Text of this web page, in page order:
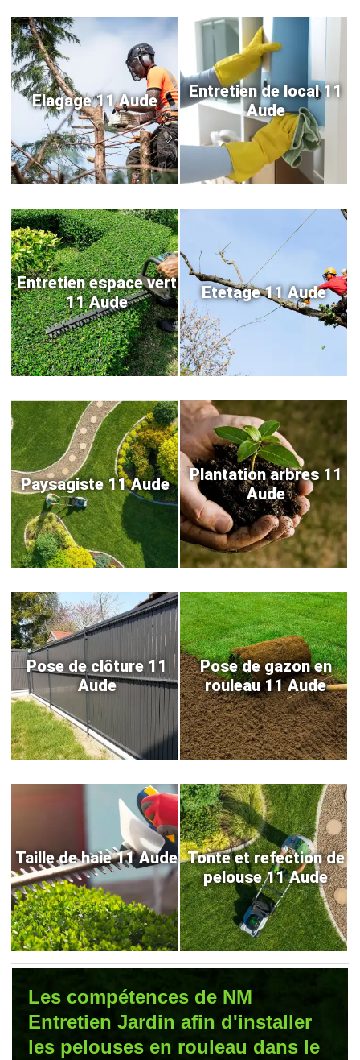
Elagage 11 Aude
Entretien de local 11
Aude
Entretien espace vert
11 Aude
Etetage 11 Aude
Paysagiste 11 Aude
Plantation arbres 11
Aude
Pose de clôture 11
Aude
Pose de gazon en
rouleau 11 Aude
Taille de haie 11 Aude Tonte et refection de
pelouse 11 Aude
Les compétences de NM
Entretien Jardin afin d'installer
les pelouses en rouleau dans le